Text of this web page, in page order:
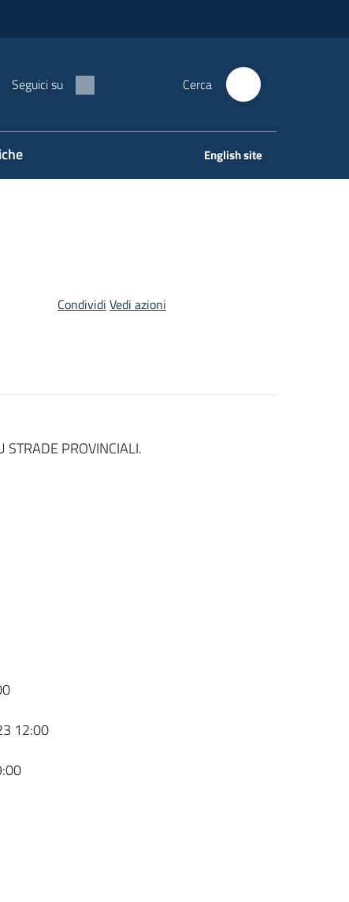
Seguici su Cerca
English site
Condividi Vedi azioni
STRADE PROVINCIALI.
12:00